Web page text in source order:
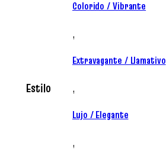
Estilo
Colorido / Vibrante
,
Extravagante / Llamativo
,
Lujo / Elegante
,